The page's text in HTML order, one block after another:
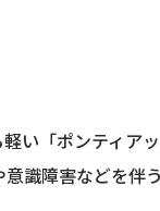
い「ポンティア
識障害などを伴